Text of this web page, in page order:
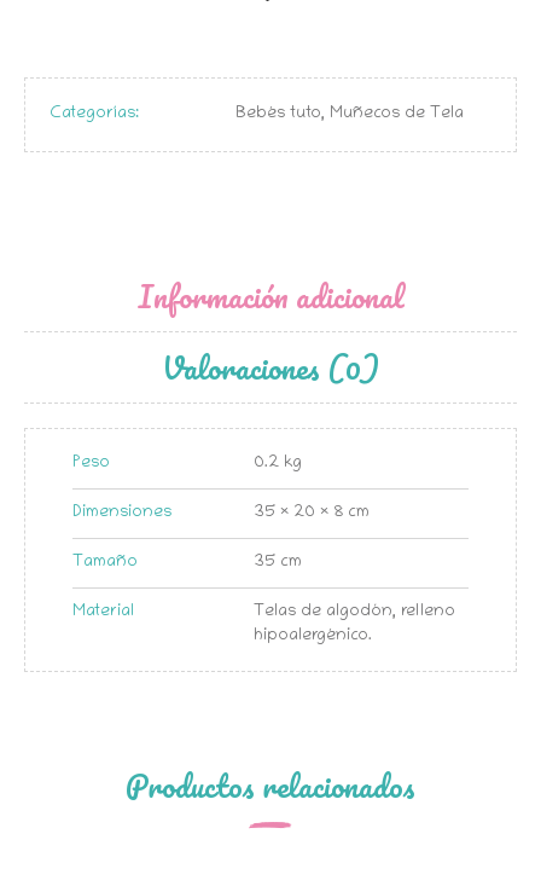
Categorías: Bebés tuto, Muñecos de Tela
Información adicional
Valoraciones (0)
Peso 0.2 kg
Dimensiones 35 × 20 × 8 cm
Tamaño 35 cm
Material
Telas de algodón, relleno
hipoalergénico.
Productos relacionados